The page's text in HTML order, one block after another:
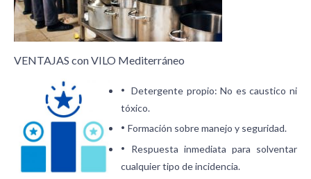
VENTAJAS con VILO Mediterráneo
· Detergente propio: No es caustico ni
tóxico.
· Formación sobre manejo y seguridad.
·
Respuesta inmediata para solventar
cualquier tipo de incidencia.